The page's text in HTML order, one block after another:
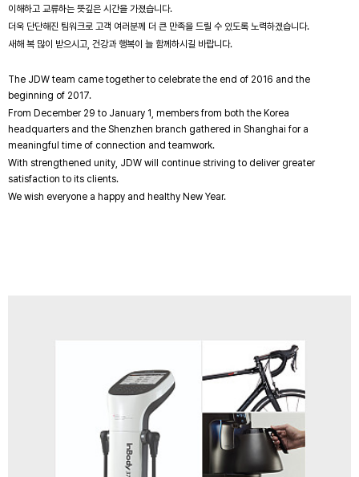
이해하고 교류하는 뜻깊은 시간을 가졌습니다.
더욱 단단해진 팀워크로 고객 여러분께 더 큰 만족을 드릴 수 있도록 노력하겠습니다.
새해 복 많이 받으시고, 건강과 행복이 늘 함께하시길 바랍니다.
The JDW team came together to celebrate the end of 2016 and the
beginning of 2017.
From December 29 to January 1, members from both the Korea
headquarters and the Shenzhen branch gathered in Shanghai for a
meaningful time of connection and teamwork.
With strengthened unity, JDW will continue striving to deliver greater
satisfaction to its clients.
We wish everyone a happy and healthy New Year.